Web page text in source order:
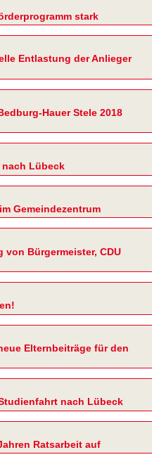
stark
Entlastung der Anlieger
Hauer Stele 2018
nach Lübeck
Gemeindezentrum
von Bürgermeister, CDU
Elternbeiträge für den
nach Lübeck
Ratsarbeit auf